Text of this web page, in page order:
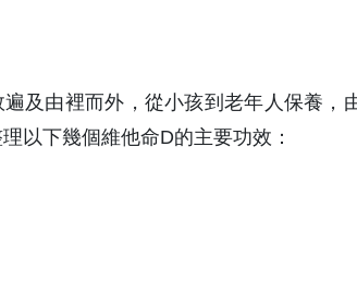
及由裡而外，從小孩到老年人保養，
以下幾個維他命D的主要功效：